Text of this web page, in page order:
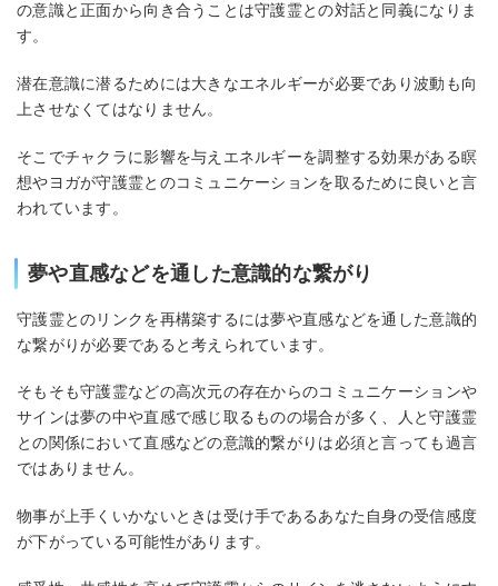
の意識と正面から向き合うことは守護霊との対話と同義になりま
す。
潜在意識に潜るためには大きなエネルギーが必要であり波動も向
上させなくてはなりません。
そこでチャクラに影響を与えエネルギーを調整する効果がある瞑
想やヨガが守護霊とのコミュニケーションを取るために良いと言
われています。
夢や直感などを通した意識的な繋がり
守護霊とのリンクを再構築するには夢や直感などを通した意識的
な繋がりが必要であると考えられています。
そもそも守護霊などの高次元の存在からのコミュニケーションや
サインは夢の中や直感で感じ取るものの場合が多く、人と守護霊
との関係において直感などの意識的繋がりは必須と言っても過言
ではありません。
物事が上手くいかないときは受け手であるあなた自身の受信感度
が下がっている可能性があります。